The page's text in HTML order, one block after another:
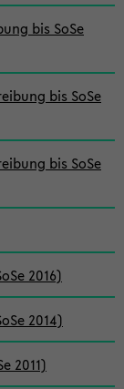
bis SoSe
bis SoSe
bis SoSe
2016)
2014)
2011)